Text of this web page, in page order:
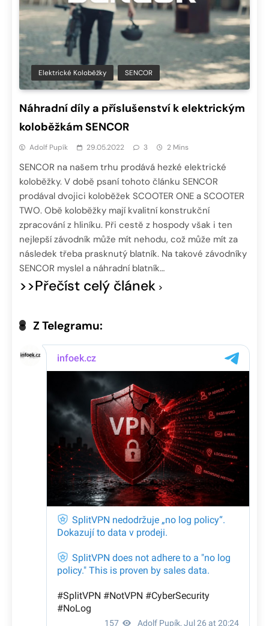
Elektrické Koloběžky SENCOR
Náhradní díly a příslušenství k elektrickým
koloběžkám SENCOR
Adolf Pupík 29.05.2022 3 2 Mins
SENCOR na našem trhu prodává hezké elektrické
koloběžky. V době psaní tohoto článku SENCOR
prodával dvojici koloběžek SCOOTER ONE a SCOOTER
TWO. Obě koloběžky mají kvalitní konstrukční
zpracování z hliníku. Při cestě z hospody však i ten
nejlepší závodník může mít nehodu, což může mít za
následek třeba prasknutý blatník. Na takové závodníky
SENCOR myslel a náhradní blatník…
>>Přečíst celý článek
Z Telegramu: